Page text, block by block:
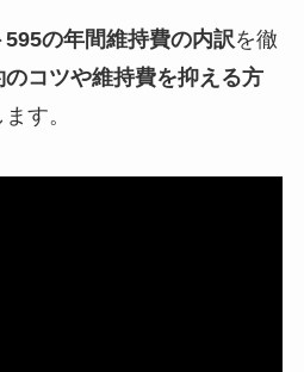
595の年間維持費の内訳を徹
のコツや維持費を抑える方
す。